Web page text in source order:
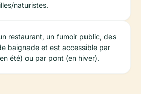
naturistes.
restaurant, un fumoir public, des
baignade et est accessible par
été) ou par pont (en hiver).